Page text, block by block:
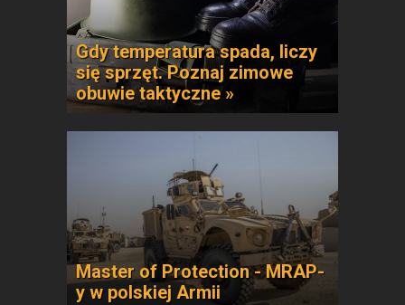
Gdy temperatura spada, liczy
się sprzęt. Poznaj zimowe
obuwie taktyczne »
Master of Protection - MRAP-
y w polskiej Armii